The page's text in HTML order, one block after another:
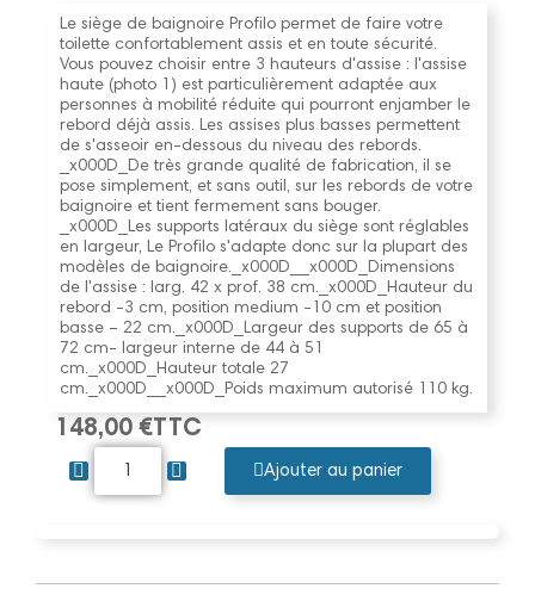
Le siège de baignoire Profilo permet de faire votre
toilette confortablement assis et en toute sécurité.
Vous pouvez choisir entre 3 hauteurs d'assise : l'assise
haute (photo 1) est particulièrement adaptée aux
personnes à mobilité réduite qui pourront enjamber le
rebord déjà assis. Les assises plus basses permettent
de s'asseoir en-dessous du niveau des rebords.
_x000D_De très grande qualité de fabrication, il se
pose simplement, et sans outil, sur les rebords de votre
baignoire et tient fermement sans bouger.
_x000D_Les supports latéraux du siège sont réglables
en largeur, Le Profilo s'adapte donc sur la plupart des
modèles de baignoire._x000D__x000D_Dimensions
de l'assise : larg. 42 x prof. 38 cm._x000D_Hauteur du
rebord -3 cm, position medium -10 cm et position
basse – 22 cm._x000D_Largeur des supports de 65 à
72 cm- largeur interne de 44 à 51
cm._x000D_Hauteur totale 27
cm._x000D__x000D_Poids maximum autorisé 110 kg.
148,00 €TTC
Ajouter au panier